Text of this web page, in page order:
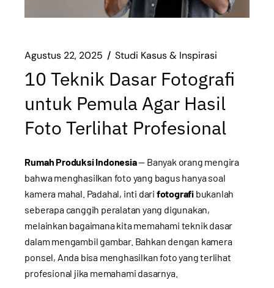
Agustus 22, 2025 Studi Kasus & Inspirasi
10 Teknik Dasar Fotografi
untuk Pemula Agar Hasil
Foto Terlihat Profesional
Rumah Produksi Indonesia— Banyak orang mengira
bahwa menghasilkan foto yang bagus hanya soal
kamera mahal. Padahal, inti dari fotografibukanlah
seberapa canggih peralatan yang digunakan,
melainkan bagaimana kita memahami teknik dasar
dalam mengambil gambar. Bahkan dengan kamera
ponsel, Anda bisa menghasilkan foto yang terlihat
profesional jika memahami dasarnya.